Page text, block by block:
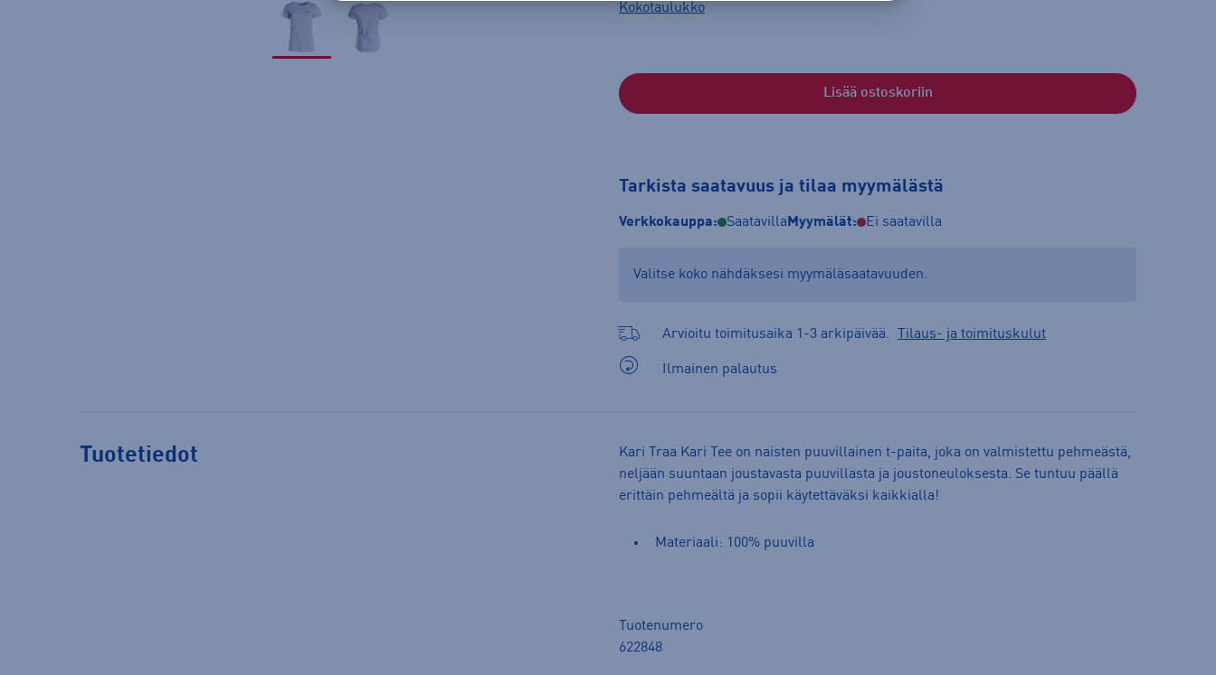
Kokotaulukko
Lisää ostoskoriin
Tarkista saatavuus ja tilaa myymälästä
Verkkokauppa: Saatavilla Myymälät: Ei saatavilla
Valitse koko nähdäksesi myymäläsaatavuuden.
Arvioitu toimitusaika 1-3 arkipäivää. Tilaus- ja toimituskulut
Ilmainen palautus
Tuotetiedot
Kari Traa Kari Tee on naisten puuvillainen t-paita, joka on valmistettu pehmeästä,
neljään suuntaan joustavasta puuvillasta ja joustoneuloksesta. Se tuntuu päällä
erittäin pehmeältä ja sopii käytettäväksi kaikkialla!
Materiaali: 100% puuvilla
Tuotenumero
622848